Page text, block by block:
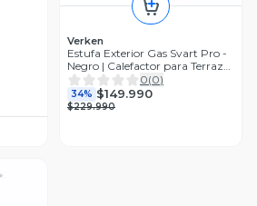
Verken
Estufa Exterior Gas Svart Pro -
Negro | Calefactor para Terrazas
y Patios
0(0)
34% $149.990
$229.990